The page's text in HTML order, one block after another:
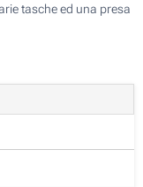
tasche ed una presa